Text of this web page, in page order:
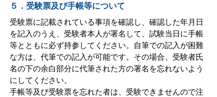
５．受験票及び手帳等について
受験票に記載されている事項を確認し、確認した年月日
を記入のうえ、受験者本人が署名して、試験当日に手帳
等とともに必ず持参してください。自筆での記入が困難
な方は、代筆での記入が可能です。その場合、受験者氏
名の下の余白部分に代筆された方の署名を忘れないよう
にしてください。
手帳等及び受験票を忘れた者は、受験できませんので注